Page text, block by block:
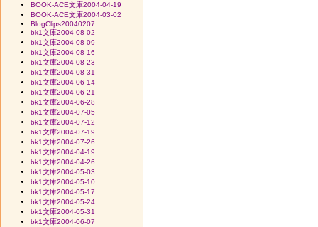
BOOK-ACE文庫2004-04-19
BOOK-ACE文庫2004-03-02
BlogClips20040207
bk1文庫2004-08-02
bk1文庫2004-08-09
bk1文庫2004-08-16
bk1文庫2004-08-23
bk1文庫2004-08-31
bk1文庫2004-06-14
bk1文庫2004-06-21
bk1文庫2004-06-28
bk1文庫2004-07-05
bk1文庫2004-07-12
bk1文庫2004-07-19
bk1文庫2004-07-26
bk1文庫2004-04-19
bk1文庫2004-04-26
bk1文庫2004-05-03
bk1文庫2004-05-10
bk1文庫2004-05-17
bk1文庫2004-05-24
bk1文庫2004-05-31
bk1文庫2004-06-07